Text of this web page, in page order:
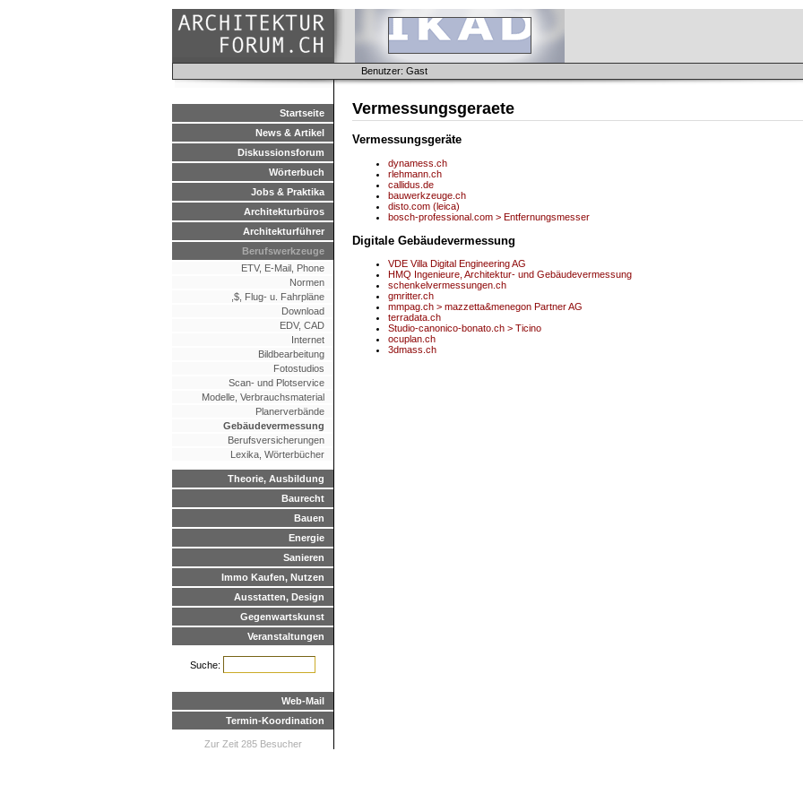
Benutzer: Gast
Startseite
News & Artikel
Diskussionsforum
Wörterbuch
Jobs & Praktika
Architekturbüros
Architekturführer
Berufswerkzeuge
ETV, E-Mail, Phone
Normen
,$, Flug- u. Fahrpläne
Download
EDV, CAD
Internet
Bildbearbeitung
Fotostudios
Scan- und Plotservice
Modelle, Verbrauchsmaterial
Planerverbände
Gebäudevermessung
Berufsversicherungen
Lexika, Wörterbücher
Theorie, Ausbildung
Baurecht
Bauen
Energie
Sanieren
Immo Kaufen, Nutzen
Ausstatten, Design
Gegenwartskunst
Veranstaltungen
Suche:
Web-Mail
Termin-Koordination
Zur Zeit 285 Besucher
Vermessungsgeraete
Vermessungsgeräte
dynamess.ch
rlehmann.ch
callidus.de
bauwerkzeuge.ch
disto.com (leica)
bosch-professional.com > Entfernungsmesser
Digitale Gebäudevermessung
VDE Villa Digital Engineering AG
HMQ Ingenieure, Architektur- und Gebäudevermessung
schenkelvermessungen.ch
gmritter.ch
mmpag.ch > mazzetta&menegon Partner AG
terradata.ch
Studio-canonico-bonato.ch > Ticino
ocuplan.ch
3dmass.ch